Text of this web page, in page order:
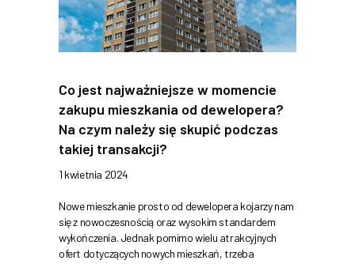
Co jest najważniejsze w momencie
zakupu mieszkania od dewelopera?
Na czym należy się skupić podczas
takiej transakcji?
1 kwietnia 2024
Nowe mieszkanie prosto od dewelopera kojarzy nam
się z nowoczesnością oraz wysokim standardem
wykończenia. Jednak pomimo wielu atrakcyjnych
ofert dotyczących nowych mieszkań, trzeba